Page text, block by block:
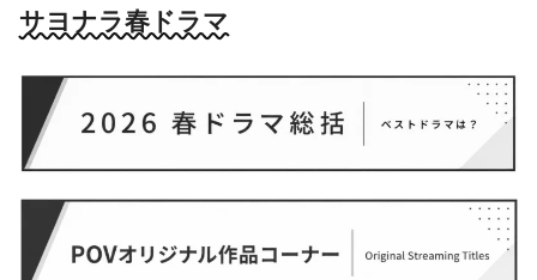
サヨナラ春ドラマ